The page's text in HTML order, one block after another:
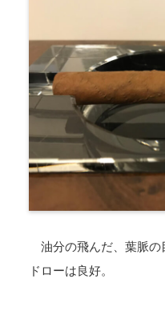
油分の飛んだ、葉脈の
ドローは良好。